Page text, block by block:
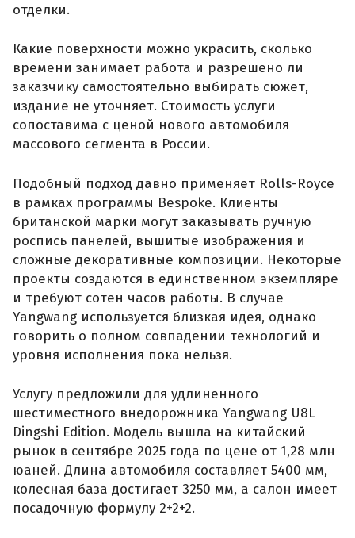
отделки.
Какие поверхности можно украсить, сколько
времени занимает работа и разрешено ли
заказчику самостоятельно выбирать сюжет,
издание не уточняет. Стоимость услуги
сопоставима с ценой нового автомобиля
массового сегмента в России.
Подобный подход давно применяет Rolls-Royce
в рамках программы Bespoke. Клиенты
британской марки могут заказывать ручную
роспись панелей, вышитые изображения и
сложные декоративные композиции. Некоторые
проекты создаются в единственном экземпляре
и требуют сотен часов работы. В случае
Yangwang используется близкая идея, однако
говорить о полном совпадении технологий и
уровня исполнения пока нельзя.
Услугу предложили для удлиненного
шестиместного внедорожника Yangwang U8L
Dingshi Edition. Модель вышла на китайский
рынок в сентябре 2025 года по цене от 1,28 млн
юаней. Длина автомобиля составляет 5400 мм,
колесная база достигает 3250 мм, а салон имеет
посадочную формулу 2+2+2.